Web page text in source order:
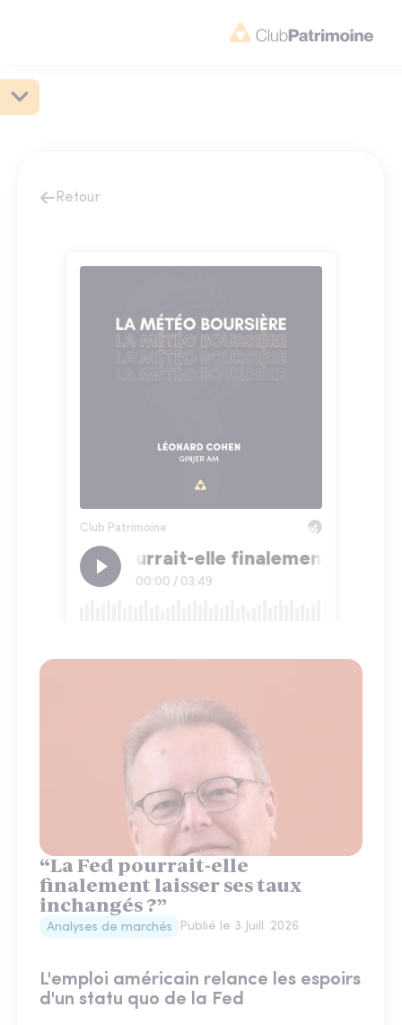
Retour
“La Fed pourrait-elle
finalement laisser ses taux
inchangés ?”
Analyses de marchés Publié le 3 Juill. 2026
L'emploi américain relance les espoirs
d'un statu quo de la Fed